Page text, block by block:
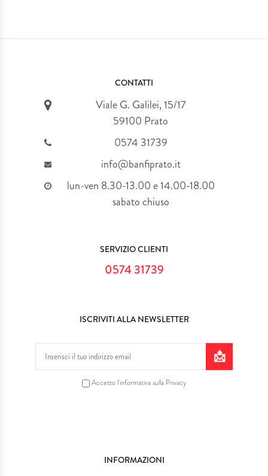
CONTATTI
Viale G. Galilei, 15/17
59100 Prato
0574 31739
info@banfiprato.it
lun-ven 8.30-13.00 e 14.00-18.00
sabato chiuso
SERVIZIO CLIENTI
0574 31739
ISCRIVITI ALLA NEWSLETTER
Accetto l'informativa sulla Privacy
INFORMAZIONI